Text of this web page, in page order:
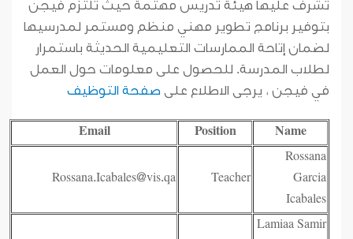
تشرف عليها هيئة تدريس مهتمة حيث تلتزم فيجن
بتوفير برنامج تطوير مهني منظم ومستمر لمدرسيها
لضمان إتاحة الممارسات التعليمية الحديثة باستمرار
لطلاب المدرسة. للحصول على معلومات حول العمل
في فيجن ، يرجى الاطلاع على صفحة التوظيف
Name
Position
Email
Rossana
Garcia
Icabales
Teacher
Rossana.Icabales@vis.qa
Lamiaa Samir